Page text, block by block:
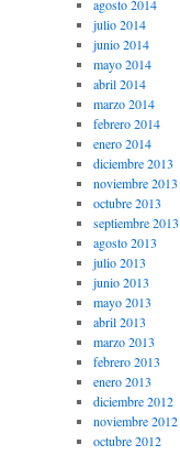
agosto 2014
julio 2014
junio 2014
mayo 2014
abril 2014
marzo 2014
febrero 2014
enero 2014
diciembre 2013
noviembre 2013
octubre 2013
septiembre 2013
agosto 2013
julio 2013
junio 2013
mayo 2013
abril 2013
marzo 2013
febrero 2013
enero 2013
diciembre 2012
noviembre 2012
octubre 2012